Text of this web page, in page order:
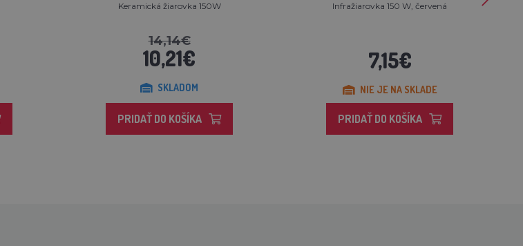
Keramická žiarovka 150W
14,14€
10,21€
SKLADOM
PRIDAŤ DO KOŠÍKA
Infražiarovka 150 W, červená
7,15€
NIE JE NA SKLADE
PRIDAŤ DO KOŠÍKA